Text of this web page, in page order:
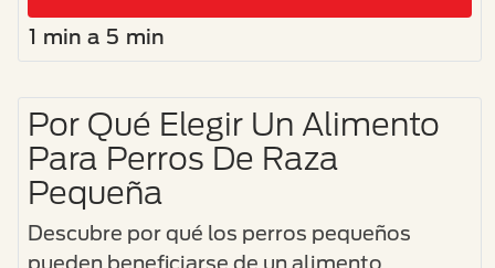
1 min a 5 min
Por Qué Elegir Un Alimento
Para Perros De Raza
Pequeña
Descubre por qué los perros pequeños
pueden beneficiarse de un alimento